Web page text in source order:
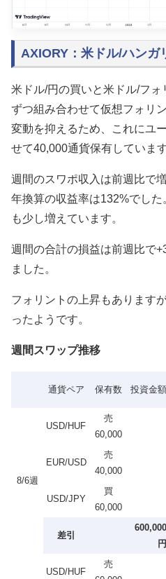
AXIORY：米ドル/ハンガ
米ドル/円の買いと米ドル/フ
ずつ組み合わせて仮想フォリ
変動を抑えるため、これにユ
せて40,000通貨保有しています
週間のスワポ収入は前週比で
年換算の収益率は132%でし
も少し増えています。
週間の合計の損益は前週比で
ました。
フォリントの上昇もあります
ったようです。
週間スワップ推移
通貨ペア 保有数 投資金額
8/6週
USD/HUF
売
60,000
EUR/USD
売
40,000
USD/JPY
買
60,000
差引
600,000
円
USD/HUF
売